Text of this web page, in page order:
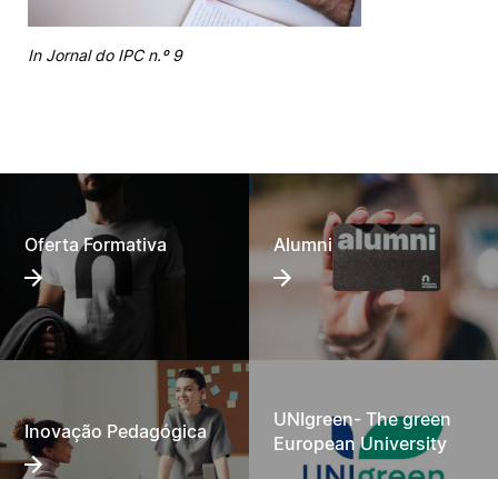
In Jornal do IPC n.º 9
Oferta Formativa Alumni
Inovação Pedagógica
UNIgreen- The green
European University